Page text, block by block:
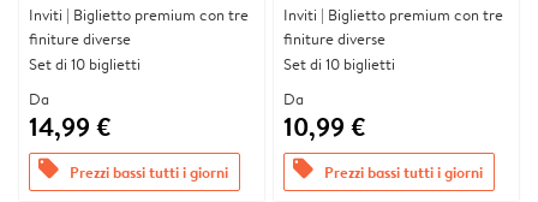
Inviti | Biglietto premium con tre
finiture diverse
Set di 10 biglietti
Da
14,99 €
offers Prezzi bassi tutti i giorni
Inviti | Biglietto premium con tre
finiture diverse
Set di 10 biglietti
Da
10,99 €
offers Prezzi bassi tutti i giorni